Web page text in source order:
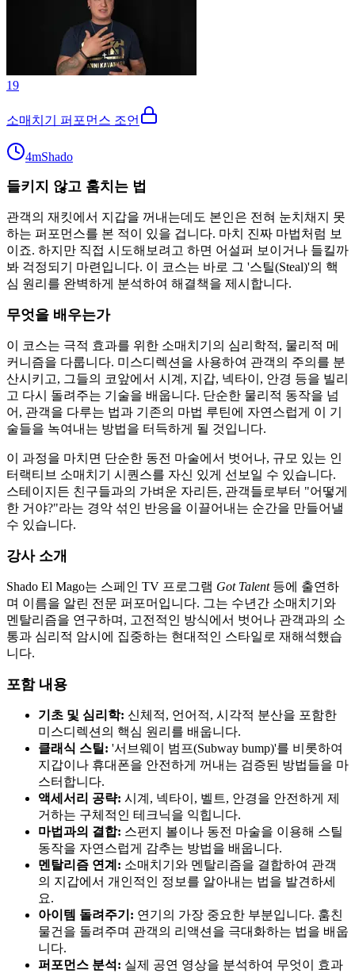
19
소매치기 퍼포먼스 조언
4mShado
들키지 않고 훔치는 법
관객의 재킷에서 지갑을 꺼내는데도 본인은 전혀 눈치채지 못
하는 퍼포먼스를 본 적이 있을 겁니다. 마치 진짜 마법처럼 보
이죠. 하지만 직접 시도해보려고 하면 어설퍼 보이거나 들킬까
봐 걱정되기 마련입니다. 이 코스는 바로 그 '스틸(Steal)'의 핵
심 원리를 완벽하게 분석하여 해결책을 제시합니다.
무엇을 배우는가
이 코스는 극적 효과를 위한 소매치기의 심리학적, 물리적 메
커니즘을 다룹니다. 미스디렉션을 사용하여 관객의 주의를 분
산시키고, 그들의 코앞에서 시계, 지갑, 넥타이, 안경 등을 빌리
고 다시 돌려주는 기술을 배웁니다. 단순한 물리적 동작을 넘
어, 관객을 다루는 법과 기존의 마법 루틴에 자연스럽게 이 기
술들을 녹여내는 방법을 터득하게 될 것입니다.
이 과정을 마치면 단순한 동전 마술에서 벗어나, 규모 있는 인
터랙티브 소매치기 시퀀스를 자신 있게 선보일 수 있습니다.
스테이지든 친구들과의 가벼운 자리든, 관객들로부터 "어떻게
한 거야?"라는 경악 섞인 반응을 이끌어내는 순간을 만들어낼
수 있습니다.
강사 소개
Shado El Mago는 스페인 TV 프로그램 Got Talent등에 출연하
며 이름을 알린 전문 퍼포머입니다. 그는 수년간 소매치기와
멘탈리즘을 연구하며, 고전적인 방식에서 벗어나 관객과의 소
통과 심리적 암시에 집중하는 현대적인 스타일로 재해석했습
니다.
포함 내용
기초 및 심리학: 신체적, 언어적, 시각적 분산을 포함한
미스디렉션의 핵심 원리를 배웁니다.
클래식 스틸: '서브웨이 범프(Subway bump)'를 비롯하여
지갑이나 휴대폰을 안전하게 꺼내는 검증된 방법들을 마
스터합니다.
액세서리 공략: 시계, 넥타이, 벨트, 안경을 안전하게 제
거하는 구체적인 테크닉을 익힙니다.
마법과의 결합: 스펀지 볼이나 동전 마술을 이용해 스틸
동작을 자연스럽게 감추는 방법을 배웁니다.
멘탈리즘 연계: 소매치기와 멘탈리즘을 결합하여 관객
의 지갑에서 개인적인 정보를 알아내는 법을 발견하세
요.
아이템 돌려주기: 연기의 가장 중요한 부분입니다. 훔친
물건을 돌려주며 관객의 리액션을 극대화하는 법을 배웁
니다.
퍼포먼스 분석: 실제 공연 영상을 분석하여 무엇이 효과